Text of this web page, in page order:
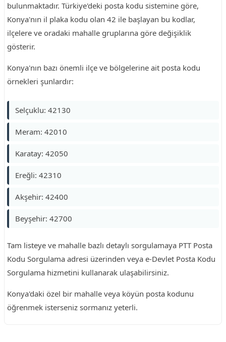
bulunmaktadır. Türkiye'deki posta kodu sistemine göre,
Konya'nın il plaka kodu olan 42 ile başlayan bu kodlar,
ilçelere ve oradaki mahalle gruplarına göre değişiklik
gösterir.
Konya'nın bazı önemli ilçe ve bölgelerine ait posta kodu
örnekleri şunlardır:
Selçuklu: 42130
Meram: 42010
Karatay: 42050
Ereğli: 42310
Akşehir: 42400
Beyşehir: 42700
Tam listeye ve mahalle bazlı detaylı sorgulamaya PTT Posta
Kodu Sorgulama adresi üzerinden veya e-Devlet Posta Kodu
Sorgulama hizmetini kullanarak ulaşabilirsiniz.
Konya'daki özel bir mahalle veya köyün posta kodunu
öğrenmek isterseniz sormanız yeterli.